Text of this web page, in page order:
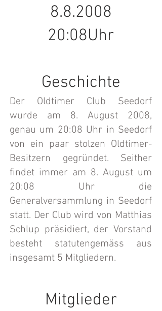
8.8.2008
20:08Uhr
Geschichte
Der Oldtimer Club Seedorf
wurde am 8. August 2008,
genau um 20:08 Uhr in Seedorf
von ein paar stolzen Oldtimer-
Besitzern gegründet. Seither
findet immer am 8. August um
20:08 Uhr die
Generalversammlung in Seedorf
statt. Der Club wird von Matthias
Schlup präsidiert, der Vorstand
besteht statutengemäss aus
insgesamt 5 Mitgliedern.
Mitglieder